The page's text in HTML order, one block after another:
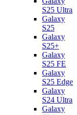
S25 Ultra
Galaxy
S25
Galaxy
S25+
Galaxy
S25 FE
Galaxy
S25 Edge
Galaxy
S24 Ultra
Galaxy